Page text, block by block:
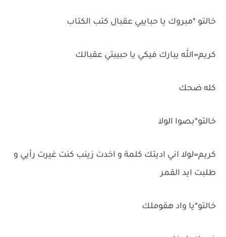
خالتو *مبروك يا حبايبي عقبال كتب الكتاب
كريم=الله يبارك فيكي يا حبيبتي عقبالك
كله ضحك
خالتو*بصوا الولا
كريم=لولا اني اديتك كلمة و اخدت زينب كنت غيرت رأيي و
طلبت ايد القمر
خالتو*يا واد هقوملك